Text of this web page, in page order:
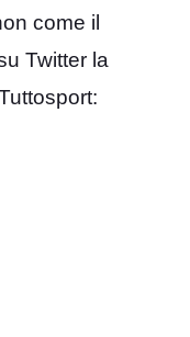
come il
Twitter la